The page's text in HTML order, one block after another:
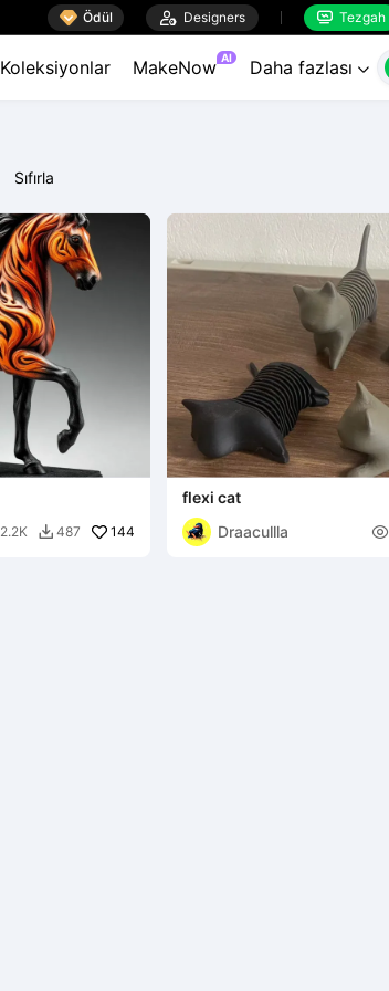
 Ödül  Designers  Tezgah
Koleksiyonlar MakeNow AI Daha fazlası 
Sıfırla
2.2K  487 144
flexi cat
Draacullla
